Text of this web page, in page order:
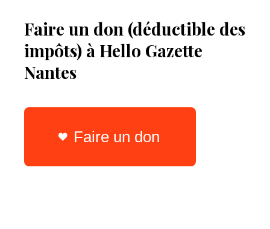
Faire un don (déductible des
impôts) à Hello Gazette
Nantes
Faire un don